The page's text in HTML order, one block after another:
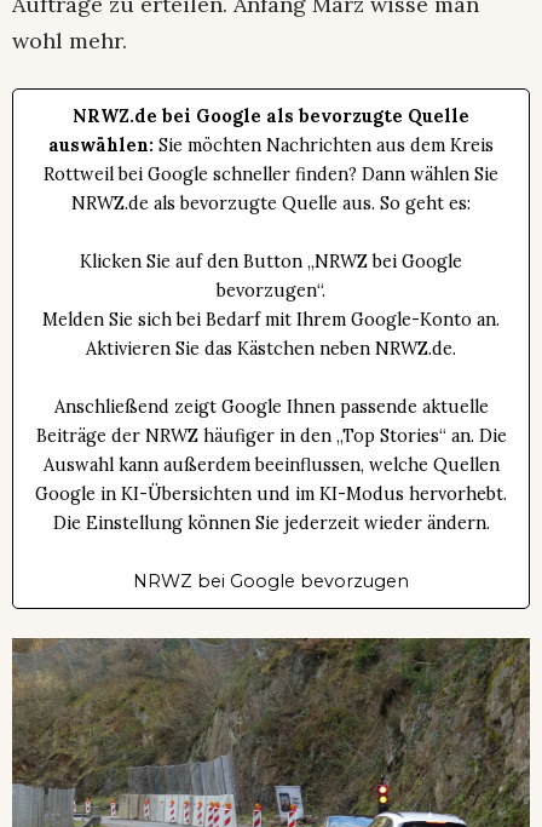
wohl mehr.
NRWZ.de bei Google als bevorzugte Quelle
auswählen: Sie möchten Nachrichten aus dem Kreis
Rottweil bei Google schneller finden? Dann wählen Sie
NRWZ.de als bevorzugte Quelle aus. So geht es:
Klicken Sie auf den Button „NRWZ bei Google
bevorzugen“.
Melden Sie sich bei Bedarf mit Ihrem Google-Konto an.
Aktivieren Sie das Kästchen neben NRWZ.de.
Anschließend zeigt Google Ihnen passende aktuelle
Beiträge der NRWZ häufiger in den „Top Stories“ an. Die
Auswahl kann außerdem beeinflussen, welche Quellen
Google in KI-Übersichten und im KI-Modus hervorhebt.
Die Einstellung können Sie jederzeit wieder ändern.
NRWZ bei Google bevorzugen